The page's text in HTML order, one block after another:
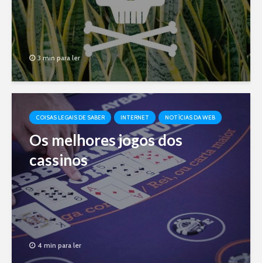
3 min para ler
COISAS LEGAIS DE SABER INTERNET NOTÍCIAS DA WEB
Os melhores jogos dos
cassinos
4 min para ler